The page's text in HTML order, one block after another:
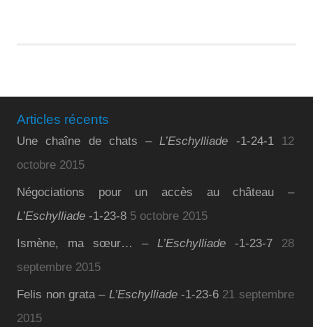
Articles récents
Une chaîne de chats –L’Eschylliade -1-24-1
12
octobre 2015
Négociations pour un accès au château –
L’Eschylliade -1-23-8 5 octobre 2015
Ismène, ma sœur… – L’Eschylliade-1-23-7
28
septembre 2015
Felis non grata – L’Eschylliade-1-23-6 21 septembre
2015